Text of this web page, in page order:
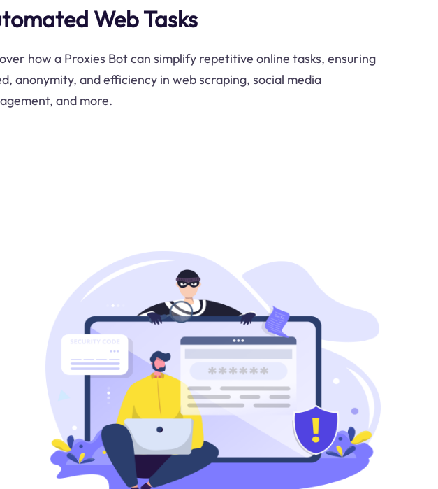
Web Tasks
how a Proxies Bot can simplify repetitive online tasks, ensuring
anonymity, and efficiency in web scraping, social media
and more.